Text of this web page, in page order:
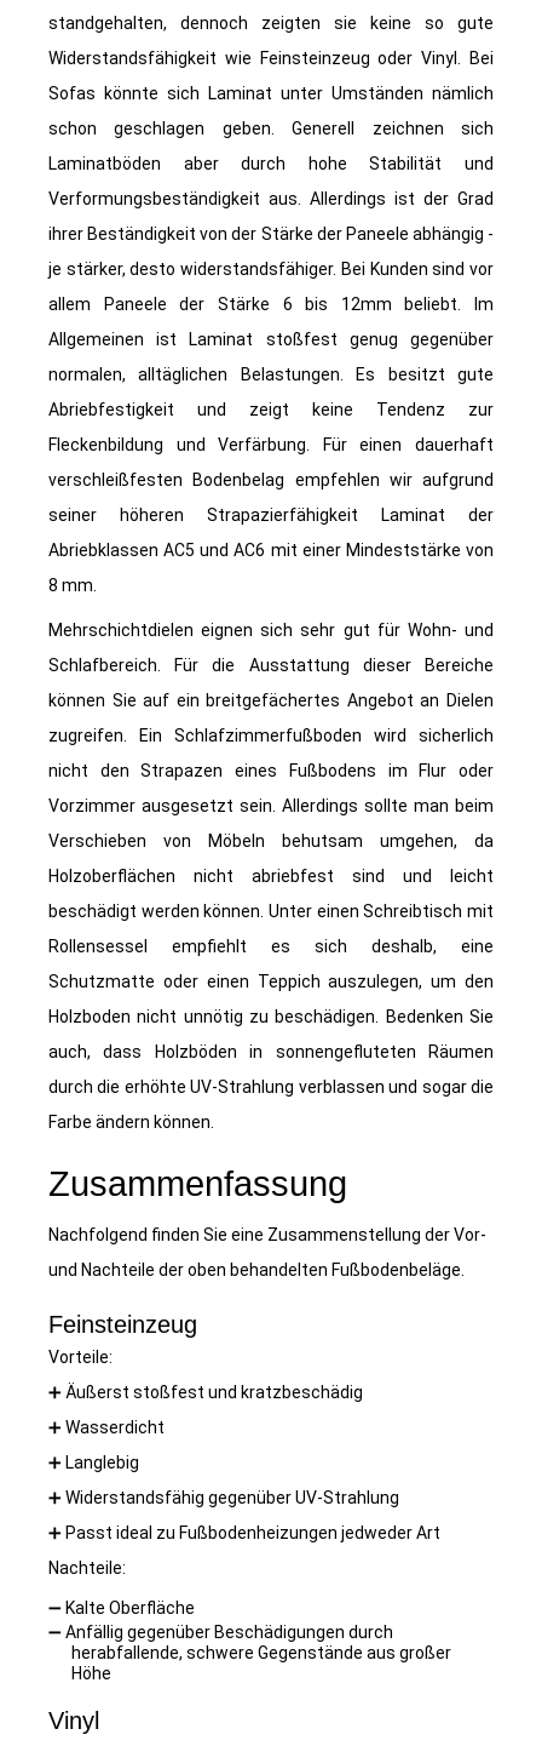
standgehalten, dennoch zeigten sie keine so gute
Widerstandsfähigkeit wie Feinsteinzeug oder Vinyl. Bei
Sofas könnte sich Laminat unter Umständen nämlich
schon geschlagen geben. Generell zeichnen sich
Laminatböden aber durch hohe Stabilität und
Verformungsbeständigkeit aus. Allerdings ist der Grad
ihrer Beständigkeit von der Stärke der Paneele abhängig -
je stärker, desto widerstandsfähiger. Bei Kunden sind vor
allem Paneele der Stärke 6 bis 12mm beliebt. Im
Allgemeinen ist Laminat stoßfest genug gegenüber
normalen, alltäglichen Belastungen. Es besitzt gute
Abriebfestigkeit und zeigt keine Tendenz zur
Fleckenbildung und Verfärbung. Für einen dauerhaft
verschleißfesten Bodenbelag empfehlen wir aufgrund
seiner höheren Strapazierfähigkeit Laminat der
Abriebklassen AC5 und AC6 mit einer Mindeststärke von
8 mm.
Mehrschichtdielen eignen sich sehr gut für Wohn- und
Schlafbereich. Für die Ausstattung dieser Bereiche
können Sie auf ein breitgefächertes Angebot an Dielen
zugreifen. Ein Schlafzimmerfußboden wird sicherlich
nicht den Strapazen eines Fußbodens im Flur oder
Vorzimmer ausgesetzt sein. Allerdings sollte man beim
Verschieben von Möbeln behutsam umgehen, da
Holzoberflächen nicht abriebfest sind und leicht
beschädigt werden können. Unter einen Schreibtisch mit
Rollensessel empfiehlt es sich deshalb, eine
Schutzmatte oder einen Teppich auszulegen, um den
Holzboden nicht unnötig zu beschädigen. Bedenken Sie
auch, dass Holzböden in sonnengefluteten Räumen
durch die erhöhte UV-Strahlung verblassen und sogar die
Farbe ändern können.
Zusammenfassung
Nachfolgend finden Sie eine Zusammenstellung der Vor-
und Nachteile der oben behandelten Fußbodenbeläge.
Feinsteinzeug
Vorteile:
➕ Äußerst stoßfest und kratzbeschädig
➕Wasserdicht
➕ Langlebig
➕Widerstandsfähig gegenüber UV-Strahlung
➕ Passt ideal zu Fußbodenheizungen jedweder Art
Nachteile:
➖ Kalte Oberfläche
➖Anfällig gegenüber Beschädigungen durch
herabfallende, schwere Gegenstände aus großer
Höhe
Vinyl